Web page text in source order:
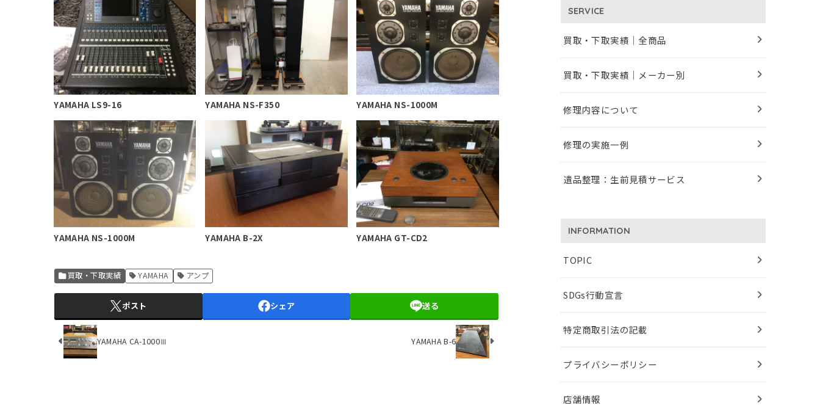
YAMAHA LS9-16 YAMAHA NS-F350 YAMAHA NS-1000M
YAMAHA NS-1000M YAMAHA B-2X YAMAHA GT-CD2
買取・下取実績 YAMAHA アンプ
ポスト シェア 送る
YAMAHA CA-1000Ⅲ YAMAHA B-6
SERVICE
買取・下取実績｜全商品
買取・下取実績｜メーカー別
修理内容について
修理の実施一例
遺品整理：生前見積サービス
INFORMATION
TOPIC
SDGs行動宣言
特定商取引法の記載
プライバシーポリシー
店舗情報